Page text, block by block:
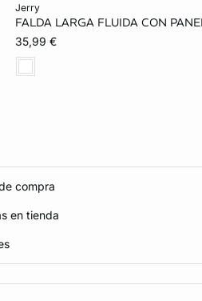
jerry
FALDA LARGA FLUIDA CON
35,99 €
compra
en tienda